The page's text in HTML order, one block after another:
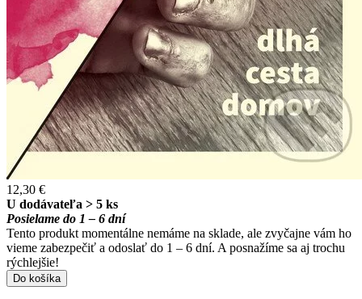
12,30 €
U dodávateľa > 5 ks
Posielame do 1 – 6 dní
Tento produkt momentálne nemáme na sklade, ale zvyčajne vám ho
vieme zabezpečiť a odoslať do 1 – 6 dní. A posnažíme sa aj trochu
rýchlejšie!
Do košíka